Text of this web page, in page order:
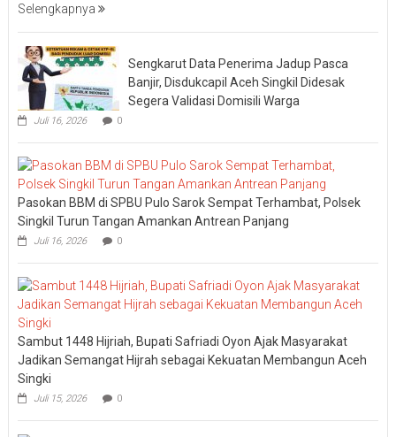
Selengkapnya
Sengkarut Data Penerima Jadup Pasca
Banjir, Disdukcapil Aceh Singkil Didesak
Segera Validasi Domisili Warga
Juli 16, 2026 0
Pasokan BBM di SPBU Pulo Sarok Sempat Terhambat, Polsek
Singkil Turun Tangan Amankan Antrean Panjang
Juli 16, 2026 0
Sambut 1448 Hijriah, Bupati Safriadi Oyon Ajak Masyarakat
Jadikan Semangat Hijrah sebagai Kekuatan Membangun Aceh
Singki
Juli 15, 2026 0